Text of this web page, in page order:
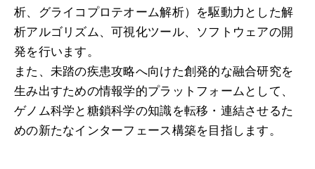
析、グライコプロテオーム解析）を駆動力とした解
析アルゴリズム、可視化ツール、ソフトウェアの開
発を行います。
また、未踏の疾患攻略へ向けた創発的な融合研究を
生み出すための情報学的プラットフォームとして、
ゲノム科学と糖鎖科学の知識を転移・連結させるた
めの新たなインターフェース構築を目指します。